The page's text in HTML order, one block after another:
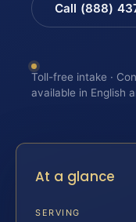
Call (888)
Toll-free intake ·
available in English
At a glance
SERVING